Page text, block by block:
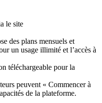
le site
des plans mensuels et
un usage illimité et l’accès à
téléchargeable pour la
peuvent « Commencer à
de la plateforme.